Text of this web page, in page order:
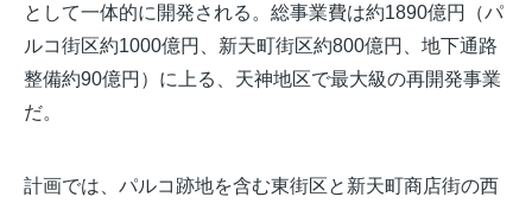
として一体的に開発される 。総事業費は約1890億円（パ
ルコ街区約1000億円、新天町街区約800億円、地下通路
整備約90億円）に上る、天神地区で最大級の再開発事業
だ。
計画では、パルコ跡地を含む東街区と新天町商店街の西